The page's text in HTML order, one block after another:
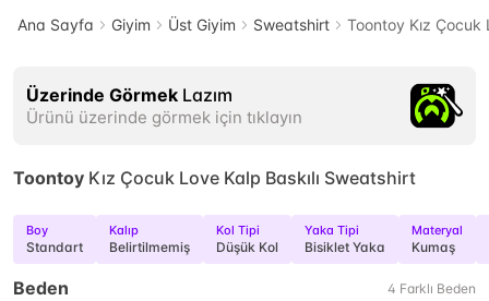
Ana Sayfa Giyim Üst Giyim Sweatshirt Toontoy Kız Çocuk
Üzerinde Görmek Lazım
Ürünü üzerinde görmek için tıklayın
Toontoy Kız Çocuk Love Kalp Baskılı Sweatshirt
Boy
Standart
Kalıp
Belirtilmemiş
Kol Tipi
Düşük Kol
Yaka Tipi
Bisiklet Yaka
Materyal
Kumaş
Beden 4 Farklı Beden